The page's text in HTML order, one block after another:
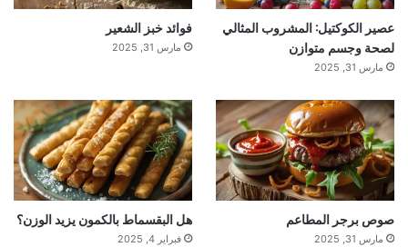
عصير الكوكتيل: المشروب المثالي
لصحة وجسم متوازن
مارس 31, 2025
فوائد خبز الشعير
مارس 31, 2025
صوص برجر المطاعم
مارس 31, 2025
هل البقسماط بالكمون يزيد الوزن؟
فبراير 4, 2025